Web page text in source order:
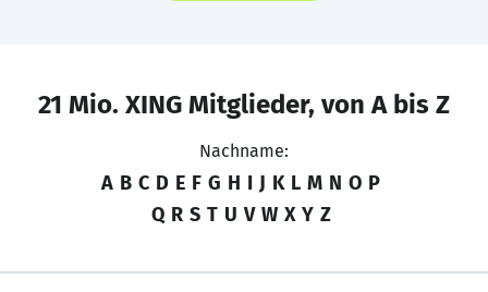
21 Mio. XING Mitglieder, von A bis Z
Nachname:
A B C D E F G H I J K L M N O P
Q R S T U V W X Y Z